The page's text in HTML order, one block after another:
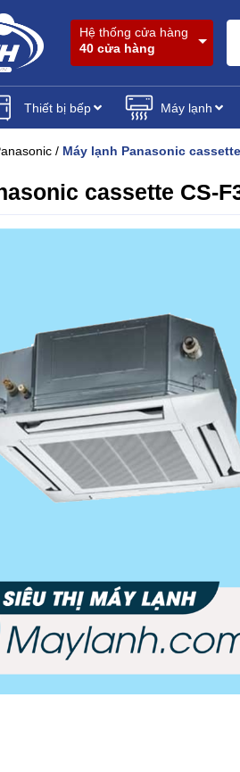
Hệ thống cửa hàng
40 cửa hàng
Thiết bị bếp Máy lạnh
/ Máy lạnh Panasonic
cassette CS-